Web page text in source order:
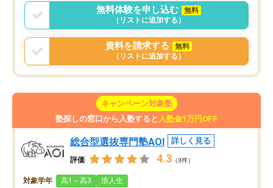
無料体験を申し込む
無料
（リストに追加する）
資料を請求する
無料
（リストに追加する）
キャンペーン対象塾
塾探しの窓口から入塾すると 入塾金1万円OFF
総合型選抜専門塾AOI 詳しく見る
評価 4.3 （3件）
対象学年 高1～高3 浪人生